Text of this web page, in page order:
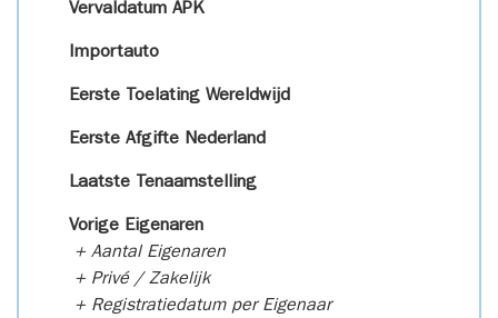
Vervaldatum APK
Importauto
Eerste Toelating Wereldwijd
Eerste Afgifte Nederland
Laatste Tenaamstelling
Vorige Eigenaren
+ Aantal Eigenaren
+ Privé / Zakelijk
+ Registratiedatum per Eigenaar